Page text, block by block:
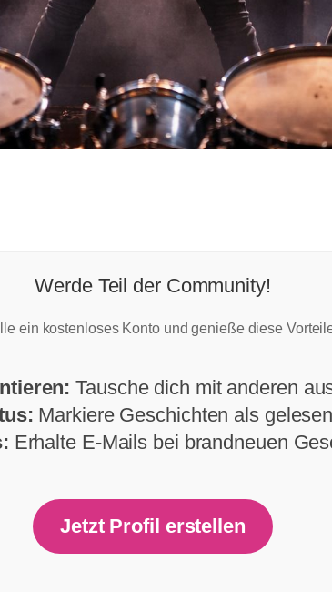
Werde Teil der Community!
ein kostenloses Konto und genieße diese
Tausche dich mit anderen
Markiere Geschichten als
Erhalte E-Mails bei brandneuen
Jetzt Profil erstellen